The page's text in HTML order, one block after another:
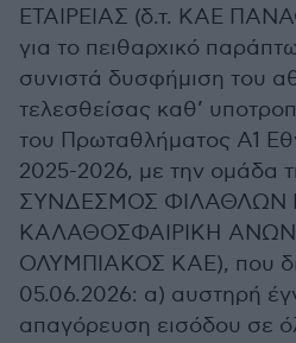
ΕΤΑΙΡΕΙΑΣ (δ.τ. ΚΑΕ
για το πειθαρχικό
συνιστά δυσφήμιση του
τελεσθείσας καθ’
του Πρωταθλήματος Α1
2025-2026, με την
ΣΥΝΔΕΣΜΟΣ ΦΙΛΑΘΛΩΝ
ΚΑΛΑΘΟΣΦΑΙΡΙΚΗ
ΟΛΥΜΠΙΑΚΟΣ ΚΑΕ), που
05.06.2026: α) αυστηρή
απαγόρευση εισόδου σε